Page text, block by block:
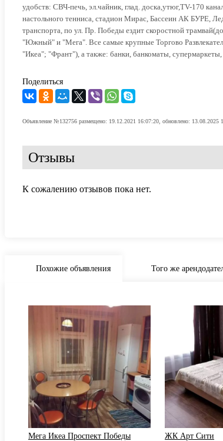
удобств: СВЧ-печь, эл.чайник, глад. доска,утюг,ТV-170
настольного тенниса, стадион Мирас, Бассеин АК БУРЕ,
транспорта, по ул. Пр. Победы ездит скоростной
"Южный" и "Мега". Все самые крупные Торгово
"Икеа"; "Франт"), а также: банки, банкоматы,
Поделиться
Объявление №132756 размещено: 19.12.2021 16:07:20, обновлено: 13.08.2025
Отзывы
К сожалению отзывов пока нет.
Похожие объявления Того же
Мега Икеа Проспект Победы
ЖК Арт Сити